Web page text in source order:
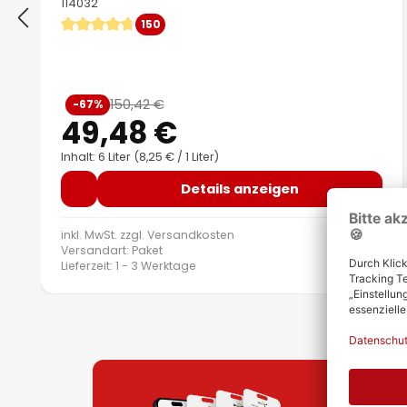
114032
Durchschnittliche Bewertung von 4.83 von 5 Sternen
150
Verkaufspreis:
49,48 €
Regulärer Preis:
150,42 €
-67%
Inhalt: 6 Liter (8,25 € / 1 Liter)
Details anzeigen
inkl. MwSt. zzgl. Versandkosten
Versandart: Paket
Lieferzeit: 1 - 3 Werktage